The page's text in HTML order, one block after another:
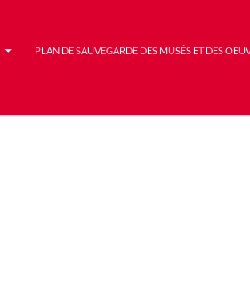
PLAN DE SAUVEGARDE DES MUSÉS ET DES